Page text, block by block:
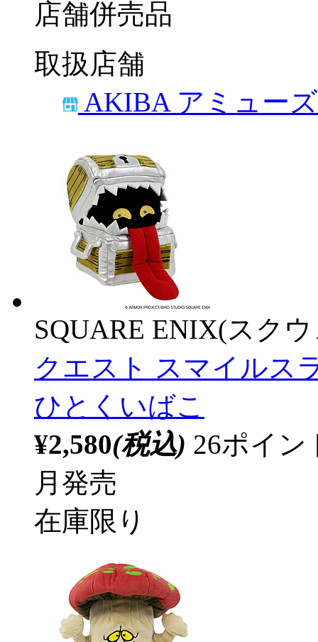
店舗併売品
取扱店舗
AKIBA アミュー
SQUARE ENIX(スク
クエスト スマイルス
ひとくいばこ
¥2,580(税込) 26ポイ
月発売
在庫限り